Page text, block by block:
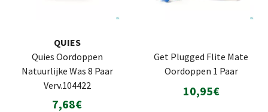
QUIES
Quies Oordoppen
Natuurlijke Was 8 Paar
Verv.104422
7,68€
Get Plugged Flite Mate
Oordoppen 1 Paar
10,95€